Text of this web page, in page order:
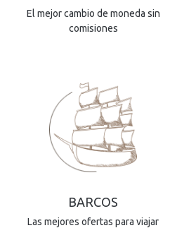
El mejor cambio de moneda sin
comisiones
BARCOS
Las mejores ofertas para viajar